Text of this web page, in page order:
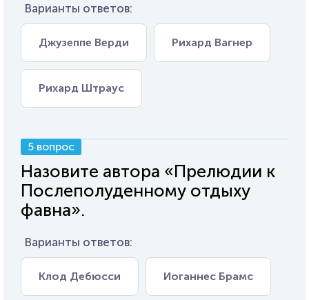
Варианты ответов:
Джузеппе Верди Рихард Вагнер
Рихард Штраус
5 вопрос
Назовите автора «Прелюдии к
Послеполуденному отдыху
фавна».
Варианты ответов:
Клод Дебюсси Иоганнес Брамс